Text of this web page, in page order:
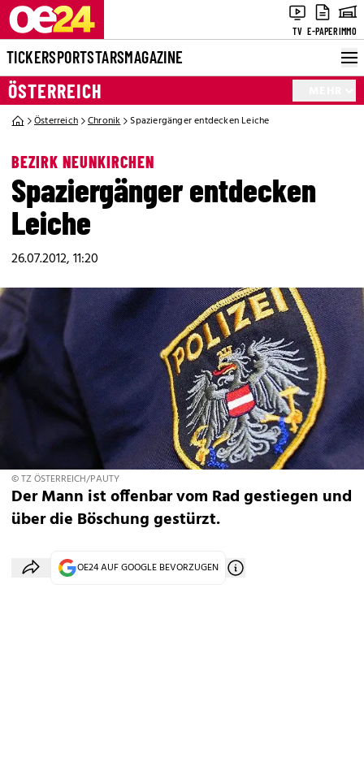
TV E-PAPERIMMO
TICKERSPORTSTARSMAGAZINE
ÖSTERREICH
Österreich Chronik Spaziergänger entdecken Leiche
BEZIRK NEUNKIRCHEN
Spaziergänger entdecken
Leiche
26.07.2012, 11:20
© TZ ÖSTERREICH/PAUTY
Der Mann ist offenbar vom Rad gestiegen und
über die Böschung gestürzt.
OE24 AUF GOOGLE BEVORZUGEN